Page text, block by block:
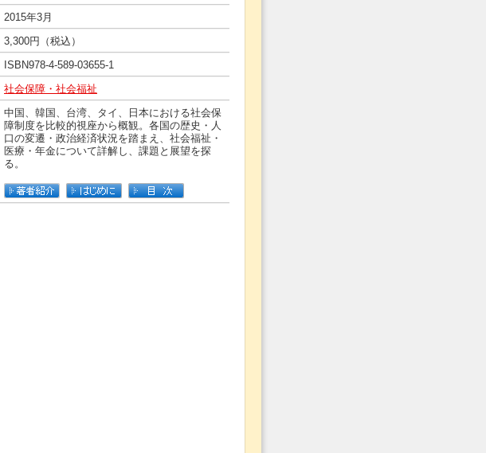
2015年3月
3,300円（税込）
ISBN978-4-589-03655-1
社会保障・社会福祉
中国、韓国、台湾、タイ、日本における社会保
障制度を比較的視座から概観。各国の歴史・人
口の変遷・政治経済状況を踏まえ、社会福祉・
医療・年金について詳解し、課題と展望を探
る。